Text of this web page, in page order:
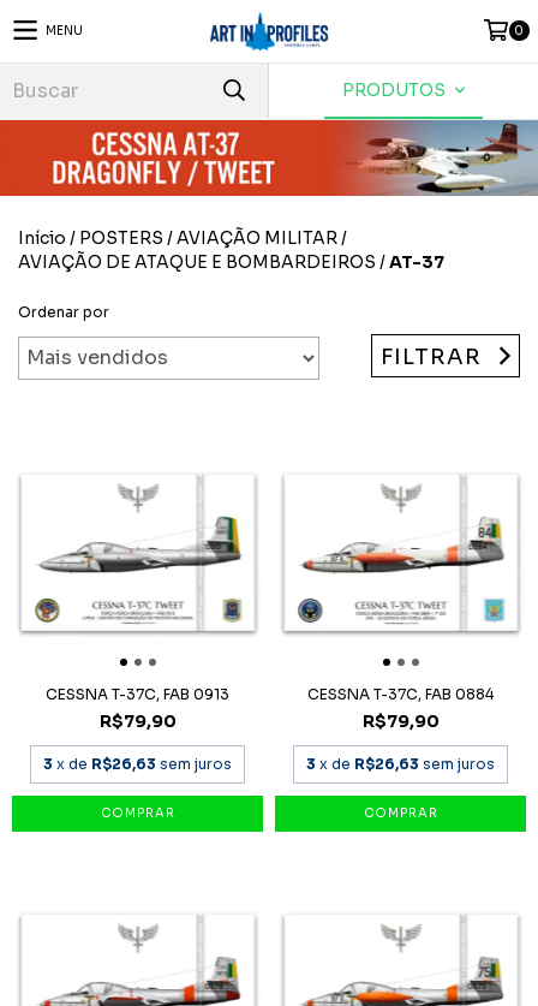
MENU 0
PRODUTOS
Início / POSTERS /AVIAÇÃO MILITAR /
AVIAÇÃO DE ATAQUE E BOMBARDEIROS /AT-37
Ordenar por
FILTRAR
CESSNA T-37C, FAB 0913
R$79,90
3 x de R$26,63 sem juros
CESSNA T-37C, FAB 0884
R$79,90
3 x de R$26,63 sem juros